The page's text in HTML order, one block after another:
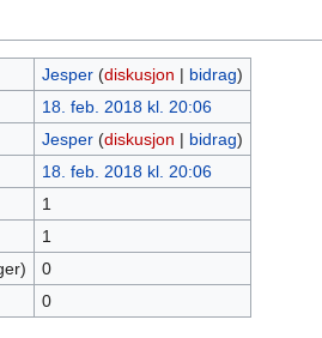
Jesper (diskusjon | bidrag)
18. feb. 2018 kl. 20:06
Jesper (diskusjon | bidrag)
18. feb. 2018 kl. 20:06
1
1
0
0